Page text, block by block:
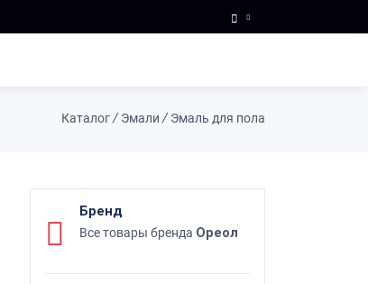
Каталог/ Эмали / Эмаль для пола
Бренд
Все товары бренда Ореол